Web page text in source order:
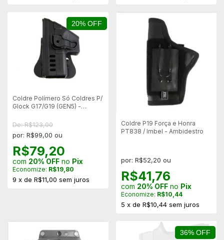
20% OFF
Coldre Polímero Só Coldres P/
Glock G17/G19 (GEN5) -
De: R$123,00
por: R$99,00 ou
R$79,20
com 20% OFF no Pix
Economize: R$19,80
9 x de R$11,00 sem juros
Coldre P19 Força e Honra
PT838 / Imbel - Ambidestro
por: R$52,20 ou
R$41,76
com 20% OFFno Pix
Economize: R$10,44
5 x de R$10,44 sem juros
36% OFF